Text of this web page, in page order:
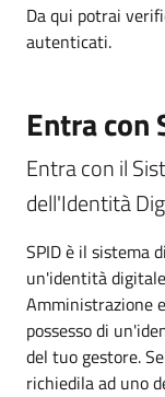
Da qui potrai
autenticati.
Entra con
Entra con il
dell'Identità
SPID è il sistema
un'identità
Amministrazione
possesso di
del tuo gestore.
richiedila ad uno